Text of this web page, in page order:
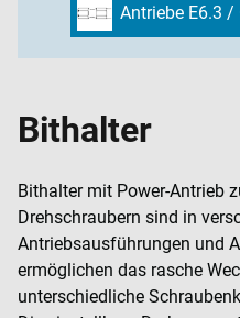
Antriebe E6.3
Bithalter
Bithalter mit Power-Antrieb
Drehschraubern sind in
Antriebsausführungen und
ermöglichen das rasche
unterschiedliche